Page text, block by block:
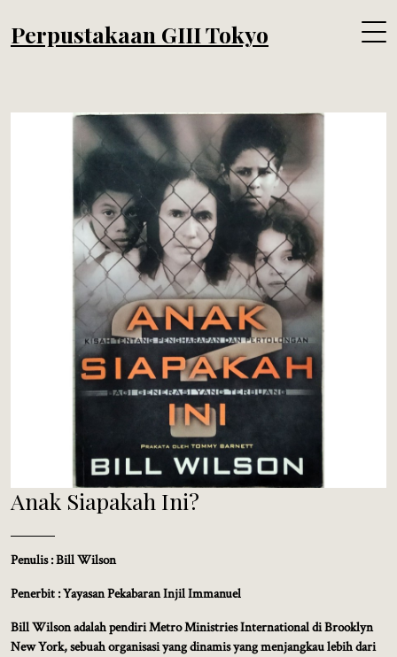
Perpustakaan GIII Tokyo
Anak Siapakah Ini?
Penulis : Bill Wilson
Penerbit : Yayasan Pekabaran Injil Immanuel
Bill Wilson adalah pendiri Metro Ministries International di Brooklyn
New York, sebuah organisasi yang dinamis yang menjangkau lebih dari